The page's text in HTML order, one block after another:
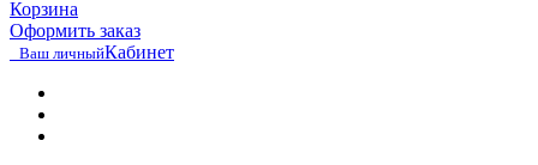
Корзина
Оформить заказ
Ваш личныйКабинет